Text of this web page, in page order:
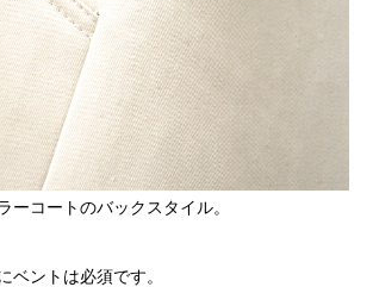
ーコートのバックスタイル。
ベントは必須です。